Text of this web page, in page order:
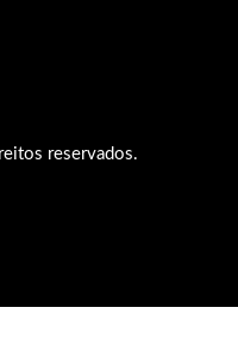
reservados.